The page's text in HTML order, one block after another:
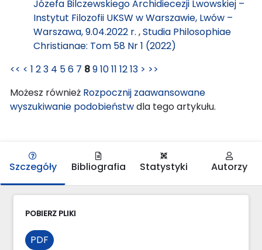
Józefa Bilczewskiego Archidiecezji Lwowskiej –
Instytut Filozofii UKSW w Warszawie, Lwów –
Warszawa, 9.04.2022 r. ,Studia Philosophiae
Christianae: Tom 58 Nr 1 (2022)
<< < 1 23 4 56 7 891011 1213 > >>
Możesz również Rozpocznij zaawansowane
wyszukiwanie podobieństwdla tego artykułu.
Szczegóły Bibliografia Statystyki Autorzy
POBIERZ PLIKI
PDF